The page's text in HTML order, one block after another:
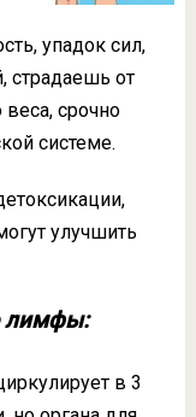
упадок сил,
страдаешь от
срочно
системе.
улучшить
лимфы:
в 3